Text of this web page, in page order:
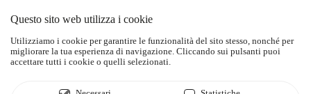
cis@toscanascacchi.it
Questo sito web utilizza i cookie
Utilizziamo i cookie per garantire le funzionalità del sito stesso, nonché per
migliorare la tua esperienza di navigazione. Cliccando sui pulsanti puoi
accettare tutti i cookie o quelli selezionati.